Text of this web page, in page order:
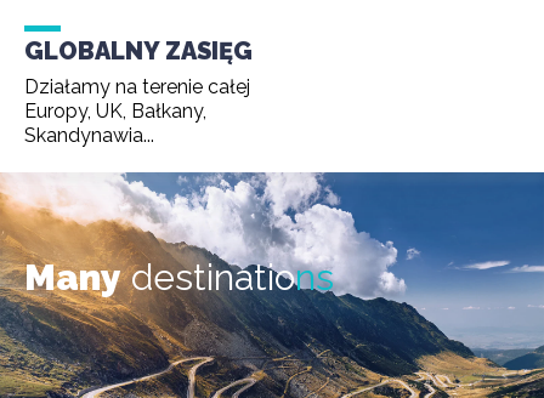
GLOBALNY ZASIĘG
Działamy na terenie całej
Europy, UK, Bałkany,
Skandynawia...
Manydestinations